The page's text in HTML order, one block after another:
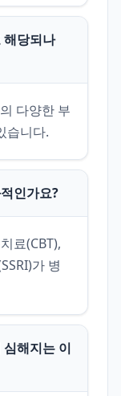
해당되나
다양한 부
습니다.
인가요?
료(CBT),
가 병
해지는 이